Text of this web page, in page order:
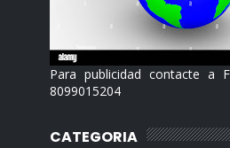
Para publicidad contacte a
8099015204
CATEGORIA